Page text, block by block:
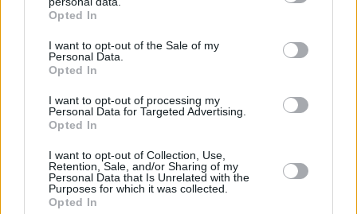
grant or deny consent to Google and its third-party tags to
use your data for below specified purposes in below Google
consent section.
Opted In
I want to opt-out of the Sale of my
Personal Data.
Opted In
I want to opt-out of processing my
Personal Data for Targeted Advertising.
Opted In
I want to opt-out of Collection, Use,
Retention, Sale, and/or Sharing of my
Personal Data that Is Unrelated with the
Purposes for which it was collected.
Opted In
Στα decks της Μυκόνου: Οι διάσημοι
dj, οι αμοιβές τους και οι sold out
ξέφρενες μέρες και νύχτες
05.08.2026, 15:21
μουσουλμάνος γιατρός από το
Μίσιγκαν που κέρδισε το χρίσμα των
Δημοκρατικών, κόντρα στο ισχυρό
ισραηλινό λόμπι